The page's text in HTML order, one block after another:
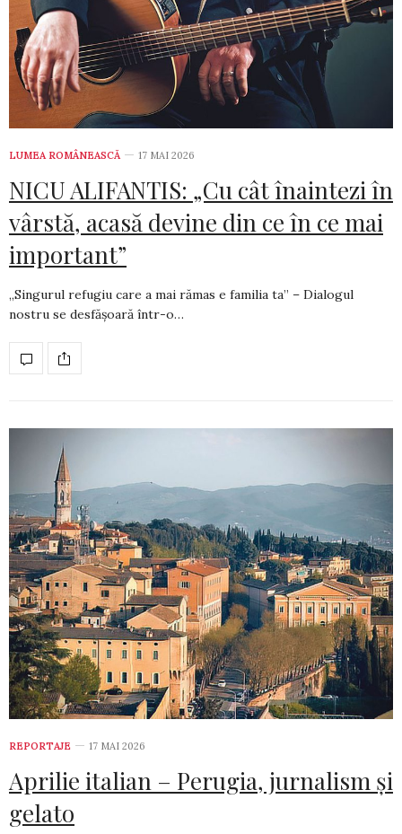
LUMEA ROMÂNEASCĂ 17 MAI 2026
NICU ALIFANTIS: „Cu cât înaintezi în
vârstă, acasă devine din ce în ce mai
important”
„Singurul refugiu care a mai rămas e familia ta” – Dialogul
nostru se desfășoară într-o…
REPORTAJE 17 MAI 2026
Aprilie italian – Perugia, jurnalism și
gelato